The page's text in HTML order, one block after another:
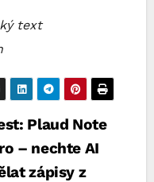
text
Plaud Note
– nechte AI
zápisy z